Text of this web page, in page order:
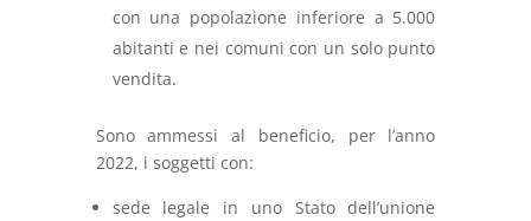
con una popolazione inferiore a 5.000
abitanti e nei comuni con un solo punto
vendita.
Sono ammessi al beneficio, per l’anno
2022, i soggetti con:
sede legale in uno Stato dell’unione